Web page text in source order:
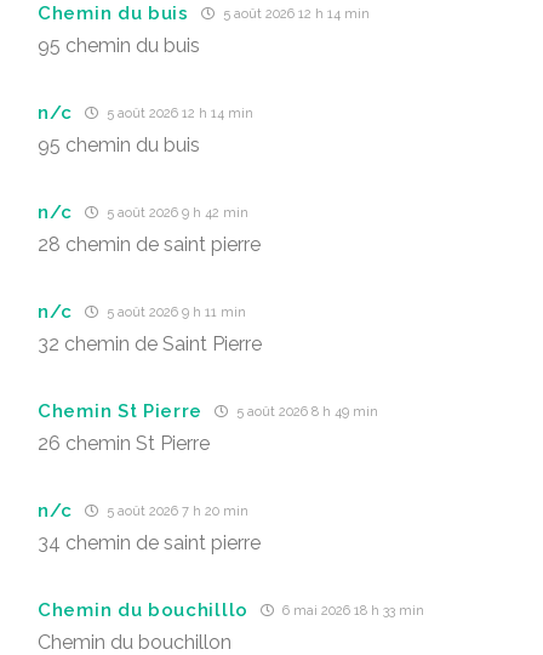
Chemin du buis 5 août 2026 12 h 14 min
95 chemin du buis
n/c 5 août 2026 12 h 14 min
95 chemin du buis
n/c 5 août 2026 9 h 42 min
28 chemin de saint pierre
n/c 5 août 2026 9 h 11 min
32 chemin de Saint Pierre
Chemin St Pierre 5 août 2026 8 h 49 min
26 chemin St Pierre
n/c 5 août 2026 7 h 20 min
34 chemin de saint pierre
Chemin du bouchilllo 6 mai 2026 18 h 33 min
Chemin du bouchillon